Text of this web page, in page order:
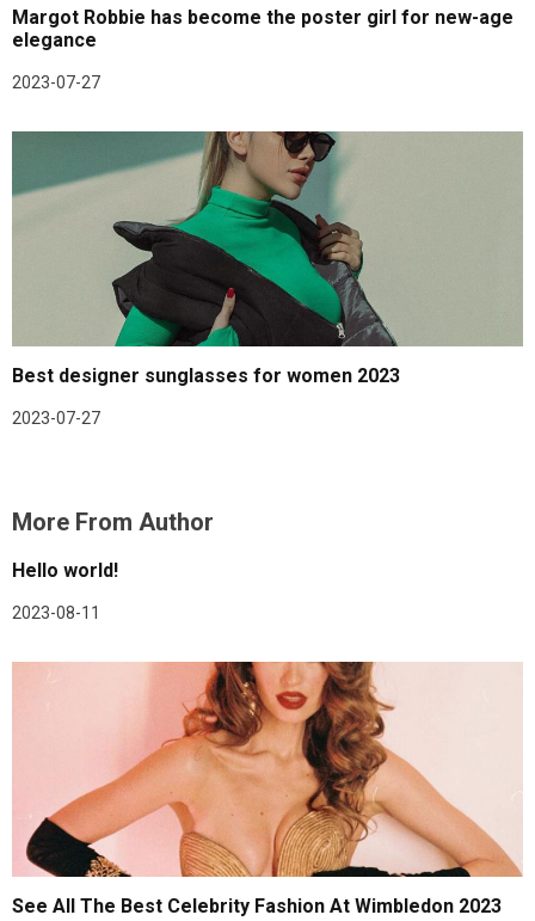
Margot Robbie has become the poster girl for new-age
elegance
2023-07-27
Best designer sunglasses for women 2023
2023-07-27
More From Author
Hello world!
2023-08-11
See All The Best Celebrity Fashion At Wimbledon 2023